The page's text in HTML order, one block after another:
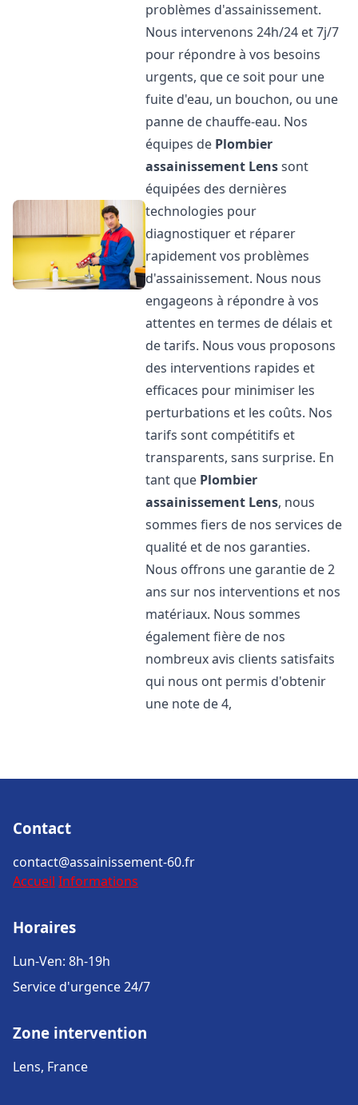
problèmes d'assainissement.
Nous intervenons 24h/24 et 7j/7
pour répondre à vos besoins
urgents, que ce soit pour une
fuite d'eau, un bouchon, ou une
panne de chauffe-eau. Nos
équipes de Plombier
assainissement Lenssont
équipées des dernières
technologies pour
diagnostiquer et réparer
rapidement vos problèmes
d'assainissement. Nous nous
engageons à répondre à vos
attentes en termes de délais et
de tarifs. Nous vous proposons
des interventions rapides et
efficaces pour minimiser les
perturbations et les coûts. Nos
tarifs sont compétitifs et
transparents, sans surprise. En
tant que Plombier
assainissement Lens, nous
sommes fiers de nos services de
qualité et de nos garanties.
Nous offrons une garantie de 2
ans sur nos interventions et nos
matériaux. Nous sommes
également fière de nos
nombreux avis clients satisfaits
qui nous ont permis d'obtenir
une note de 4,
Contact
contact@assainissement-60.fr
Accueil Informations
Horaires
Lun-Ven: 8h-19h
Service d'urgence 24/7
Zone intervention
Lens, France